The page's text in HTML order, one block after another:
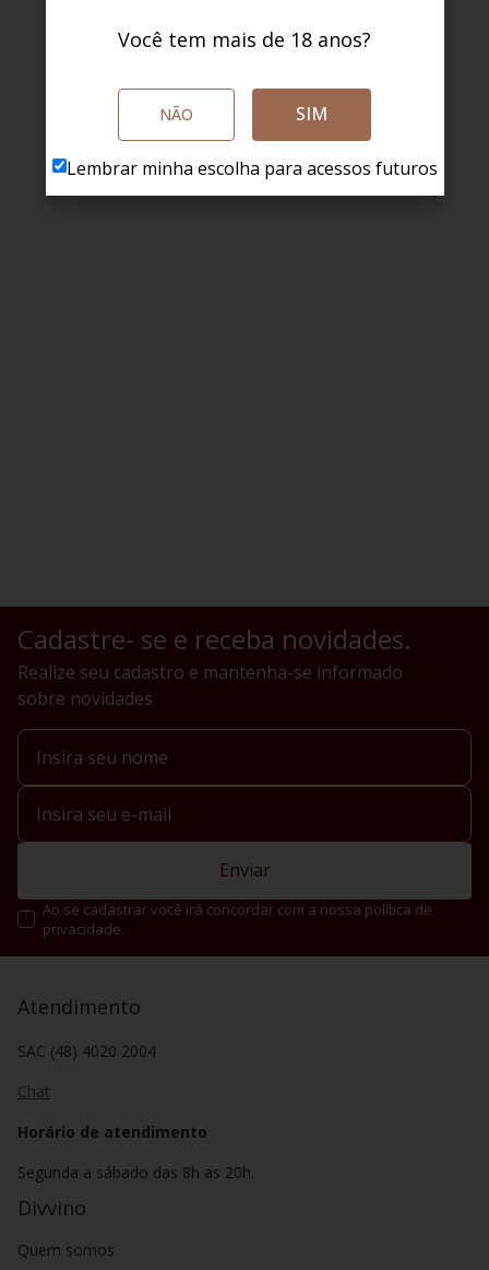
Cadastre- se e receba novidades.
Realize seu cadastro e mantenha-se informado
sobre novidades
Enviar
Ao se cadastrar você irá concordar com a nossa política de
privacidade.
Atendimento
SAC (48) 4020 2004
Chat
Horário de atendimento
Segunda a sábado das 8h as 20h.
Divvino
Quem somos
Você tem mais de 18 anos?
NÃO SIM
Lembrar minha escolha para acessos futuros